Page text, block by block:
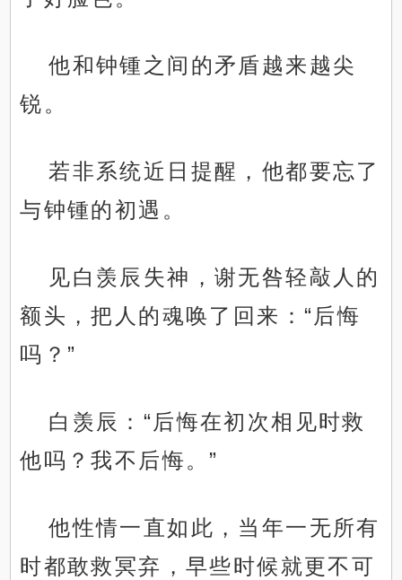
他和钟锺之间的矛盾越来越尖
锐。
若非系统近日提醒，他都要忘了
与钟锺的初遇。
见白羡辰失神，谢无咎轻敲人的
额头，把人的魂唤了回来：“后悔
吗？”
白羡辰：“后悔在初次相见时救
他吗？我不后悔。”
他性情一直如此，当年一无所有
时都敢救冥弃，早些时候就更不可